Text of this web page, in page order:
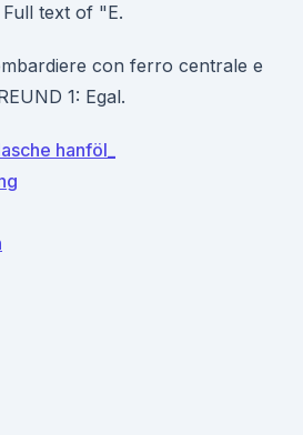
text of "E.
con ferro centrale e
1: Egal.
hanföl_